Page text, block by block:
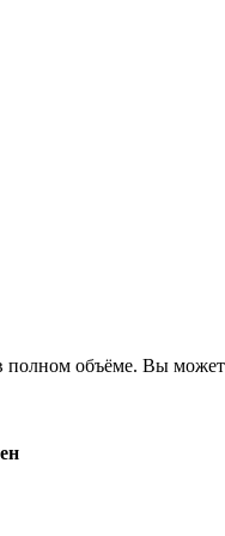
полном объёме. Вы